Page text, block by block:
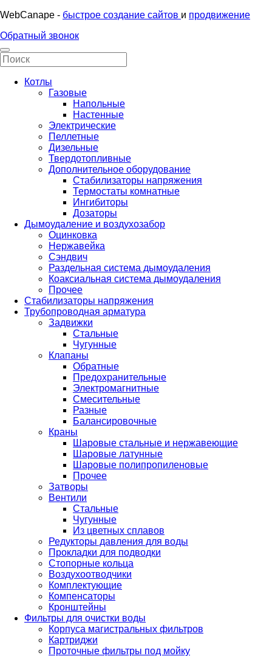
WebCanape - быстрое создание сайтов и продвижение
Обратный звонок
Котлы
Газовые
Напольные
Настенные
Электрические
Пеллетные
Дизельные
Твердотопливные
Дополнительное оборудование
Стабилизаторы напряжения
Термостаты комнатные
Ингибиторы
Дозаторы
Дымоудаление и воздухозабор
Оцинковка
Нержавейка
Сэндвич
Раздельная система дымоудаления
Коаксиальная система дымоудаления
Прочее
Стабилизаторы напряжения
Трубопроводная арматура
Задвижки
Стальные
Чугунные
Клапаны
Обратные
Предохранительные
Электромагнитные
Смесительные
Разные
Балансировочные
Краны
Шаровые стальные и нержавеющие
Шаровые латунные
Шаровые полипропиленовые
Прочее
Затворы
Вентили
Стальные
Чугунные
Из цветных сплавов
Редукторы давления для воды
Прокладки для подводки
Стопорные кольца
Воздухоотводчики
Комплектующие
Компенсаторы
Кронштейны
Фильтры для очистки воды
Корпуса магистральных фильтров
Картриджи
Проточные фильтры под мойку